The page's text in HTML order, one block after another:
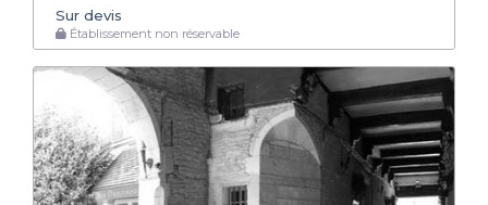
Sur devis
Établissement non réservable